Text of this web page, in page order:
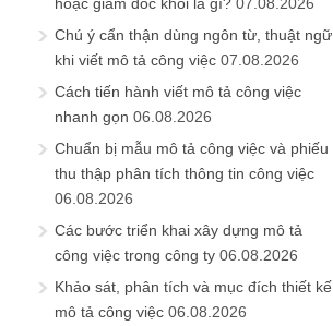
Chú ý cẩn thận dùng ngôn từ, thuật ngữ
khi viết mô tả công việc 07.08.2026
Cách tiến hành viết mô tả công việc
nhanh gọn 06.08.2026
Chuẩn bị mẫu mô tả công việc và phiếu
thu thập phân tích thông tin công việc
06.08.2026
Các bước triển khai xây dựng mô tả
công việc trong công ty 06.08.2026
Khảo sát, phân tích và mục đích thiết kế
mô tả công việc 06.08.2026